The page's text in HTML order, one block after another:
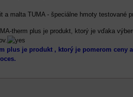
a malta TUMA - špeciálne hmoty testované
therm plus je produkt, ktorý je vďaka
plus je produkt , ktorý je pomerom